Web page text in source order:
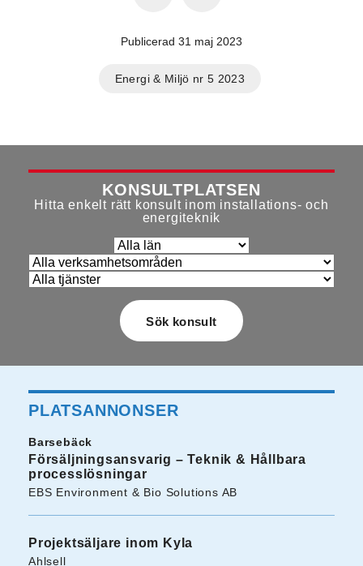
Publicerad 31 maj 2023
Energi & Miljö nr 5 2023
KONSULTPLATSEN
Hitta enkelt rätt konsult inom installations- och
energiteknik
PLATSANNONSER
Barsebäck
Försäljningsansvarig – Teknik & Hållbara
processlösningar
EBS Environment & Bio Solutions AB
Projektsäljare inom Kyla
Ahlsell